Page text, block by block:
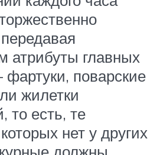
атрибуты главных
поварские
жилетки
то есть, те
нет у других